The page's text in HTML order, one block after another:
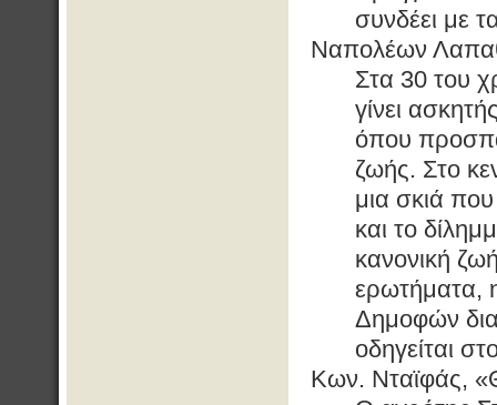
συνδέει με
Ναπολέων
Στα 30 του
γίνει
όπου
ζωής. Στο
μια σκιά
και το
κανονική
ερωτήματα,
Δημοφών
οδηγείται
Κων. Νταϊφάς,